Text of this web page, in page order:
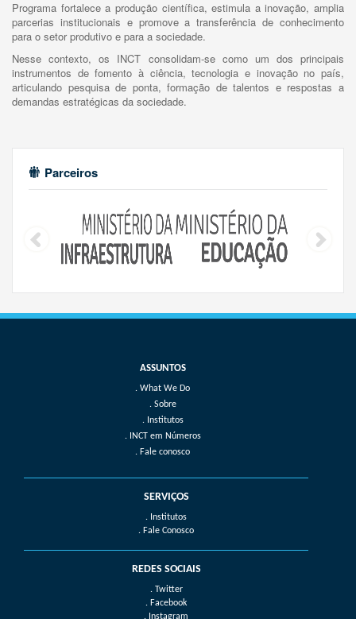
Programa fortalece a produção científica, estimula a inovação, amplia
parcerias institucionais e promove a transferência de conhecimento
para o setor produtivo e para a sociedade.
Nesse contexto, os INCT consolidam-se como um dos principais
instrumentos de fomento à ciência, tecnologia e inovação no país,
articulando pesquisa de ponta, formação de talentos e respostas a
demandas estratégicas da sociedade.
Parceiros
What We Do
Sobre
Institutos
INCT em Números
Fale conosco
SERVIÇOS
. Institutos
. Fale Conosco
REDES SOCIAIS
. Twitter
. Facebook
. Instagram